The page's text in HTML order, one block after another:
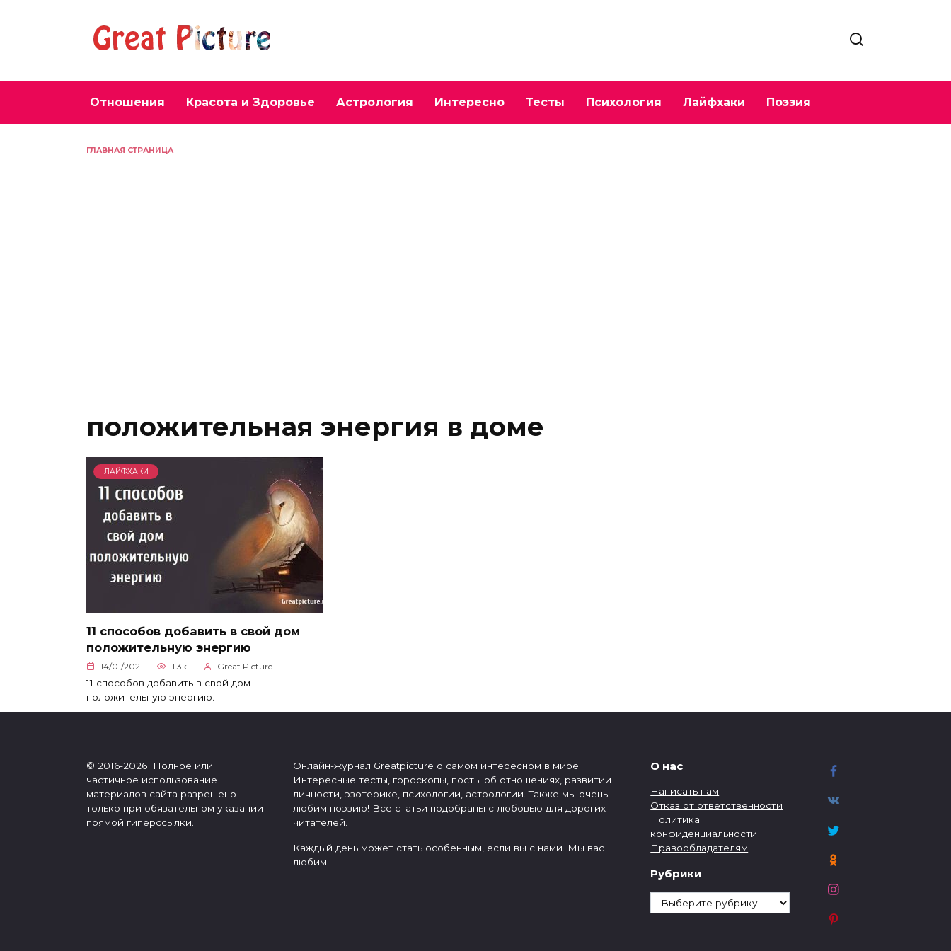
Отношения Красота и Здоровье Астрология Интересно Тесты Психология Лайфхаки Поэзия
ГЛАВНАЯ СТРАНИЦА
положительная энергия в доме
ЛАЙФХАКИ
11 способов добавить в свой дом
положительную энергию
14/01/2021 1.3к. Great Picture
11 способов добавить в свой дом
положительную энергию.
© 2016-2026 Полное или
частичное использование
материалов сайта разрешено
только при обязательном указании
прямой гиперссылки.
Онлайн-журнал Greatpicture о самом интересном в мире.
Интересные тесты, гороскопы, посты об отношениях, развитии
личности, эзотерике, психологии, астрологии. Также мы очень
любим поэзию! Все статьи подобраны с любовью для дорогих
читателей.
Каждый день может стать особенным, если вы с нами. Мы вас
любим!
О нас
Написать нам
Отказ от ответственности
Политика
конфиденциальности
Правообладателям
Рубрики
Рубрики